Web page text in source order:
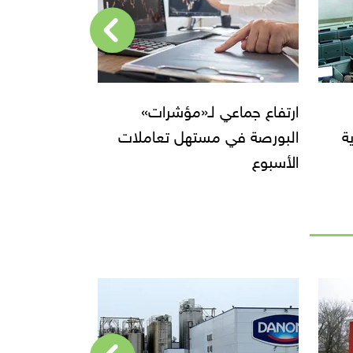
ارتفاع مؤشرات «البورصة» في
أخر جلسات الأسبوع